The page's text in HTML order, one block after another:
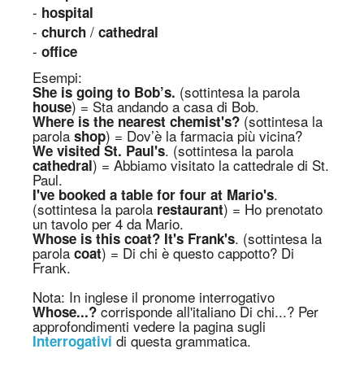
- hospital
- church / cathedral
- office
Esempi:
She is going to Bob’s. (sottintesa la parola
house) = Sta andando a casa di Bob.
Where is the nearest chemist's? (sottintesa la
parola shop) = Dov’è la farmacia più vicina?
We visited St. Paul's. (sottintesa la parola
cathedral) = Abbiamo visitato la cattedrale di St.
Paul.
I've booked a table for four at Mario's.
(sottintesa la parola restaurant) = Ho prenotato
un tavolo per 4 da Mario.
Whose is this coat? It's Frank's. (sottintesa la
parola coat) = Di chi è questo cappotto? Di
Frank.
Nota: In inglese il pronome interrogativo
Whose...?corrisponde all'italiano Di chi...? Per
approfondimenti vedere la pagina sugli
Interrogativi di questa grammatica.